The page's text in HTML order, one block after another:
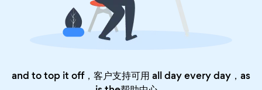
and to top it off，客户支持可用 all day every day，as